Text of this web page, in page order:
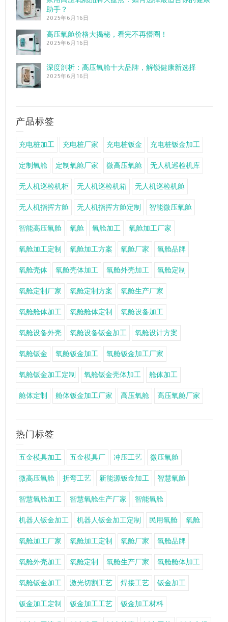
助手？
2025年6月16日
高压氧舱价格大揭秘，看完不再懵圈！
2025年6月16日
深度剖析：高压氧舱十大品牌，解锁健康新选择
2025年6月16日
产品标签
充电桩加工 充电桩厂家 充电桩钣金 充电桩钣金加工
定制氧舱 定制氧舱厂家 微高压氧舱 无人机巡检机库
无人机巡检机柜 无人机巡检机箱 无人机巡检机舱
无人机指挥方舱 无人机指挥方舱定制 智能微压氧舱
智能高压氧舱 氧舱 氧舱加工 氧舱加工厂家
氧舱加工定制 氧舱加工方案 氧舱厂家 氧舱品牌
氧舱壳体 氧舱壳体加工 氧舱外壳加工 氧舱定制
氧舱定制厂家 氧舱定制方案 氧舱生产厂家
氧舱舱体加工 氧舱舱体定制 氧舱设备加工
氧舱设备外壳 氧舱设备钣金加工 氧舱设计方案
氧舱钣金 氧舱钣金加工 氧舱钣金加工厂家
氧舱钣金加工定制 氧舱钣金壳体加工 舱体加工
舱体定制 舱体钣金加工厂家 高压氧舱 高压氧舱厂家
热门标签
五金模具加工 五金模具厂 冲压工艺 微压氧舱
微高压氧舱 折弯工艺 新能源钣金加工 智慧氧舱
智慧氧舱加工 智慧氧舱生产厂家 智能氧舱
机器人钣金加工 机器人钣金加工定制 民用氧舱 氧舱
氧舱加工厂家 氧舱加工定制 氧舱厂家 氧舱品牌
氧舱外壳加工 氧舱定制 氧舱生产厂家 氧舱舱体加工
氧舱钣金加工 激光切割工艺 焊接工艺 钣金加工
钣金加工定制 钣金加工工艺 钣金加工材料